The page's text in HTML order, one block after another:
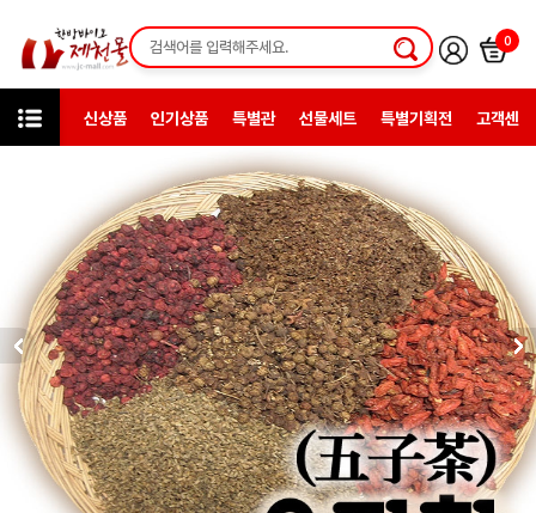
0
신상품 인기상품 특별관 선물세트 특별기획전 고객센터
차세트재료